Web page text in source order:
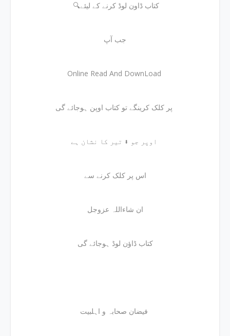
🔍کتاب ڈاون لوڈ کرنے کے لیئے
جب آپ
Online Read And DownLoad
اس پر کلک کرنے سے
ان شاءاللہ عزوجل
کتاب ڈاؤن لوڈ ہوجائے گی